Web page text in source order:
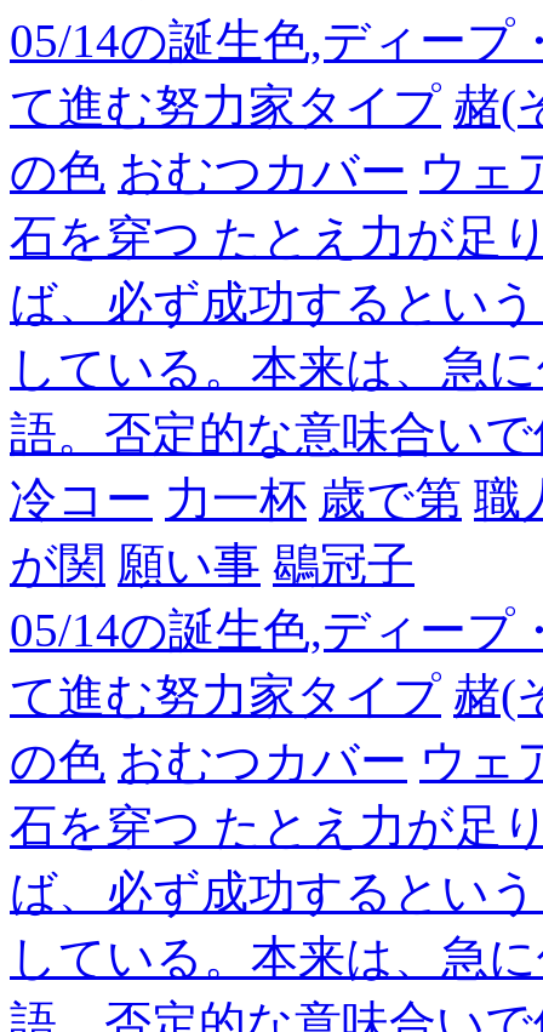
05/14の誕生色,ディー
て進む努力家タイプ 赭(
の色 おむつカバー ウェ
石を穿つ たとえ力が足
ば、必ず成功するとい
している。本来は、急
語。否定的な意味合い
冷コー 力一杯 歳で第 職
が関 願い事 鶡冠子
05/14の誕生色,ディー
て進む努力家タイプ 赭(
の色 おむつカバー ウェ
石を穿つ たとえ力が足
ば、必ず成功するとい
している。本来は、急